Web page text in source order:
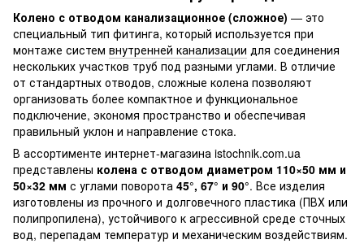
Колено с отводом канализационное (сложное) — это
специальный тип фитинга, который используется при
монтаже систем внутренней канализации для соединения
нескольких участков труб под разными углами. В отличие
от стандартных отводов, сложные колена позволяют
организовать более компактное и функциональное
подключение, экономя пространство и обеспечивая
правильный уклон и направление стока.
В ассортименте интернет-магазина istochnik.com.ua
представлены колена с отводом диаметром 110×50 мм и
50×32 мм с углами поворота 45°, 67° и 90°. Все изделия
изготовлены из прочного и долговечного пластика (ПВХ или
полипропилена), устойчивого к агрессивной среде сточных
вод, перепадам температур и механическим воздействиям.